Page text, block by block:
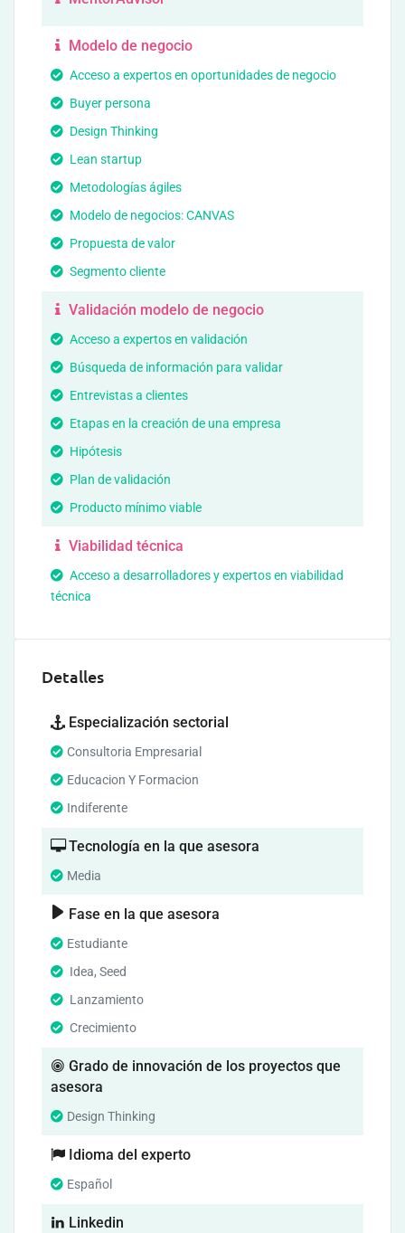
Modelo de negocio
Acceso a expertos en oportunidades de negocio
Buyer persona
Design Thinking
Lean startup
Metodologías ágiles
Modelo de negocios: CANVAS
Propuesta de valor
Segmento cliente
Validación modelo de negocio
Acceso a expertos en validación
Búsqueda de información para validar
Entrevistas a clientes
Etapas en la creación de una empresa
Hipótesis
Plan de validación
Producto mínimo viable
Viabilidad técnica
Acceso a desarrolladores y expertos en viabilidad
técnica
Detalles
Especialización sectorial
Consultoria Empresarial
Educacion Y Formacion
Indiferente
Tecnología en la que asesora
Media
Fase en la que asesora
Estudiante
Idea, Seed
Lanzamiento
Crecimiento
Grado de innovación de los proyectos que
asesora
Design Thinking
Idioma del experto
Español
Linkedin